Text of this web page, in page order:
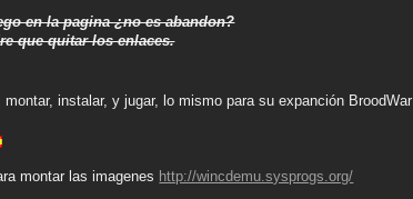
en la pagina ¿no es abandon?
que quitar los enlaces.
instalar, y jugar, lo mismo para su expanción BroodWar
montar las imagenes http://wincdemu.sysprogs.org/